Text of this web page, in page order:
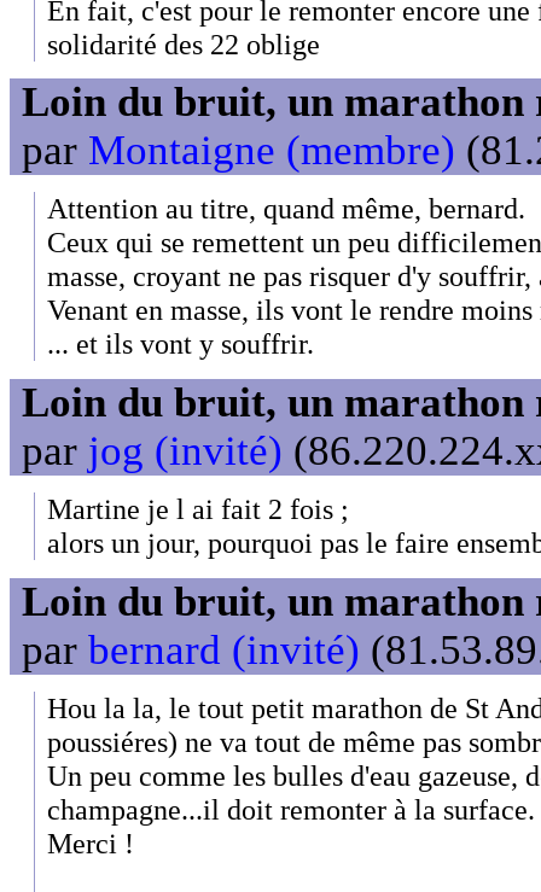
En fait, c'est pour le remonter encore
solidarité des 22 oblige
Loin du bruit, un marathon
par Montaigne (membre)
Attention au titre, quand même, bernard.
Ceux qui se remettent un peu
masse, croyant ne pas risquer d'y souffrir,
Venant en masse, ils vont le rendre moins
... et ils vont y souffrir.
Loin du bruit, un marathon
par jog (invité)
Martine je l ai fait 2 fois ;
alors un jour, pourquoi pas le faire
Loin du bruit, un marathon
par bernard (invité)
Hou la la, le tout petit marathon de St
poussiéres) ne va tout de même pas
Un peu comme les bulles d'eau gazeuse,
champagne...il doit remonter à la
Merci !